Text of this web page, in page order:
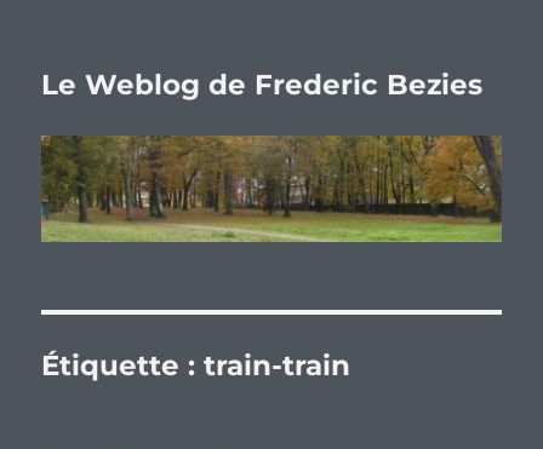
Le Weblog de Frederic Bezies
Étiquette :train-train